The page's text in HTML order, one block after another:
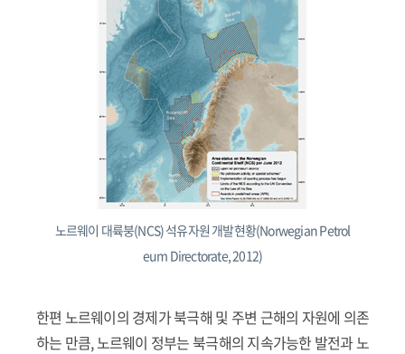
노르웨이 대륙붕(NCS) 석유자원 개발현황(Norwegian Petrol
eum Directorate, 2012)
한편 노르웨이의 경제가 북극해 및 주변 근해의 자원에 의존
하는 만큼, 노르웨이 정부는 북극해의 지속가능한 발전과 노